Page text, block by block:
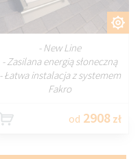
- New Line
- Zasilana energią słoneczną
- Łatwa instalacja z systemem
Fakro
od 2908 zł